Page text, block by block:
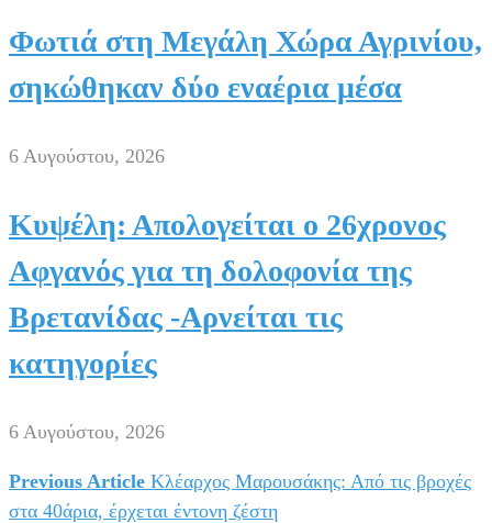
Φωτιά στη Μεγάλη Χώρα Αγρινίου,
σηκώθηκαν δύο εναέρια μέσα
6 Αυγούστου, 2026
Κυψέλη: Απολογείται ο 26χρονος
Αφγανός για τη δολοφονία της
Βρετανίδας -Αρνείται τις
κατηγορίες
6 Αυγούστου, 2026
Πλοήγηση
Previous Article Κλέαρχος Μαρουσάκης: Από τις βροχές
στα 40άρια, έρχεται έντονη ζέστη